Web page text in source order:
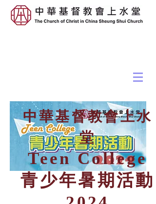
中華基督教會上水
堂
Teen College
青少年暑期活動